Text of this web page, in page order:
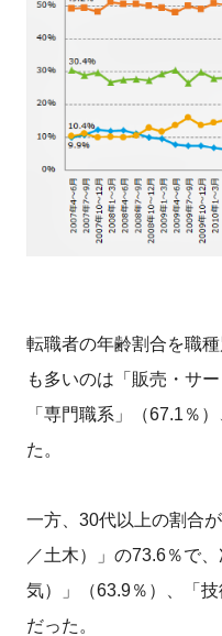
転職者の年齢割合を職
も多いのは「販売・サ
「専門職系」（67.1％
た。
一方、30代以上の割合
／土木）」の73.6％で
気）」（63.9％）、「技
だった。